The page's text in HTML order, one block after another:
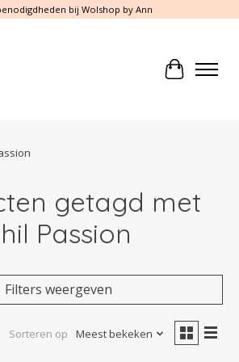
bij Wolshop by Ann
getagd met
Passion
Filters weergeven
Sorteren op Meest bekeken